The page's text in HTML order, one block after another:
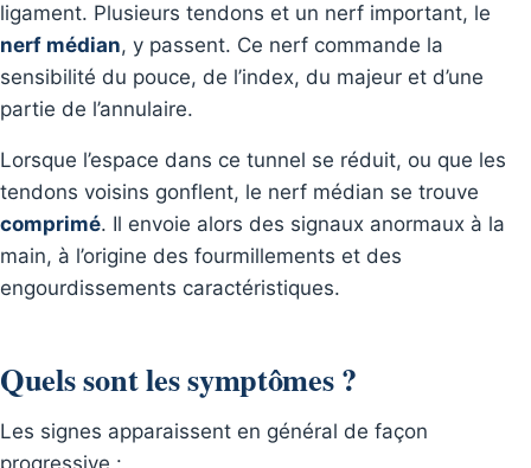
ligament. Plusieurs tendons et un nerf important, le
nerf médian, y passent. Ce nerf commande la
sensibilité du pouce, de l’index, du majeur et d’une
partie de l’annulaire.
Lorsque l’espace dans ce tunnel se réduit, ou que les
tendons voisins gonflent, le nerf médian se trouve
comprimé. Il envoie alors des signaux anormaux à la
main, à l’origine des fourmillements et des
engourdissements caractéristiques.
Quels sont les symptômes ?
Les signes apparaissent en général de façon